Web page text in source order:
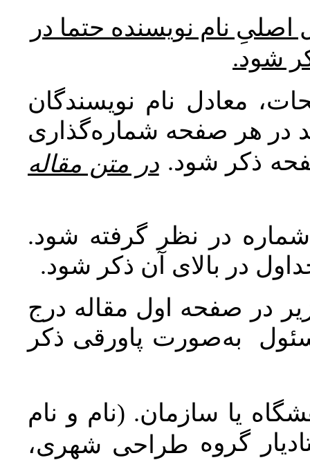
نام نویسنده حتما در
شود.
معادل نام نویسندگان
در هر صفحه شماره‌گذاری
ذکر شود. در متن مقاله
در نظر گرفته شود.
در بالای آن ذکر شود.
در صفحه اول مقاله درج
به‌صورت پاورقی ذکر
یا سازمان. (نام و نام
گروه طراحی شهری،